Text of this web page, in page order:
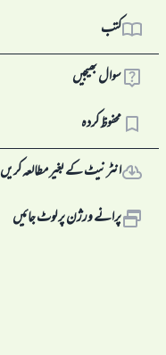
کتب
سوال بھیجیں
محفوظ کردہ
انٹرنیٹ کے بغیر مطالعہ کریں
پرانے ورژن پر لوٹ جائیں